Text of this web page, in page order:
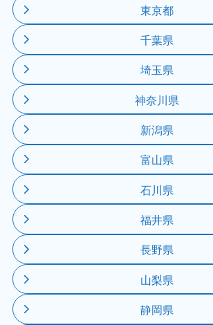
東京都
千葉県
埼玉県
神奈川県
新潟県
富山県
石川県
福井県
長野県
山梨県
静岡県